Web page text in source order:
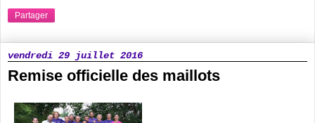
Partager
vendredi 29 juillet 2016
Remise officielle des maillots